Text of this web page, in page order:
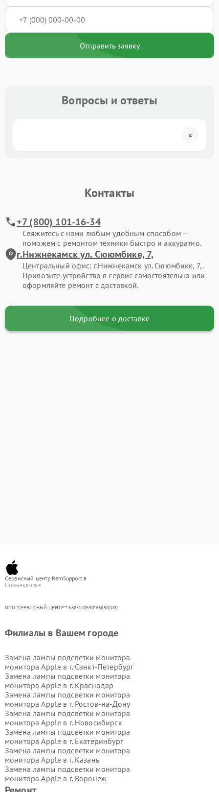
Отправить заявку
Вопросы и ответы
Контакты
+7 (800) 101-16-34
Свяжитесь с нами любым удобным способом —
поможем с ремонтом техники быстро и аккуратно.
г.Нижнекамск ул. Сююмбике, 7,
Центральный офис: г.Нижнекамск ул. Сююмбике, 7,.
Привозите устройство в сервис самостоятельно или
оформляйте ремонт с доставкой.
Подробнее о доставке
Сервисный центр RemSupport в
Нижнекамске
ООО "СЕРВИСНЫЙ ЦЕНТР"* 6685170650*668501001
Филиалы в Вашем городе
Замена лампы подсветки монитора
монитора Apple в г. Санкт-Петербург
Замена лампы подсветки монитора
монитора Apple в г. Краснодар
Замена лампы подсветки монитора
монитора Apple в г. Ростов-на-Дону
Замена лампы подсветки монитора
монитора Apple в г. Новосибирск
Замена лампы подсветки монитора
монитора Apple в г. Екатеринбург
Замена лампы подсветки монитора
монитора Apple в г. Казань
Замена лампы подсветки монитора
монитора Apple в г. Воронеж
Замена лампы подсветки монитора